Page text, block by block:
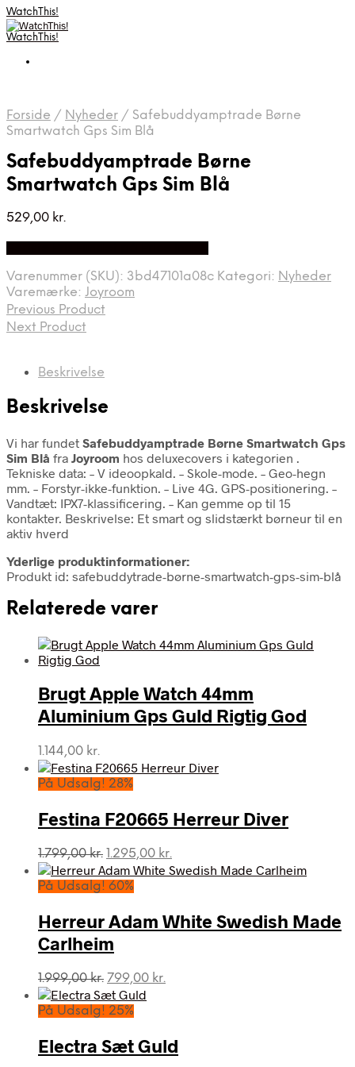
WatchThis!
WatchThis!
Forside / Nyheder / Safebuddyamptrade Børne
Smartwatch Gps Sim Blå
Safebuddyamptrade Børne
Smartwatch Gps Sim Blå
529,00 kr.
Varenummer (SKU): 3bd47101a08c Kategori: Nyheder
Varemærke: Joyroom
Previous Product
Next Product
Beskrivelse
Beskrivelse
Vi har fundet Safebuddyamptrade Børne Smartwatch Gps
Sim Blå fra Joyroom hos deluxecovers i kategorien .
Tekniske data: – V ideoopkald. – Skole-mode. – Geo-hegn
mm. – Forstyr-ikke-funktion. – Live 4G. GPS-positionering. –
Vandtæt: IPX7-klassificering. – Kan gemme op til 15
kontakter. Beskrivelse: Et smart og slidstærkt børneur til en
aktiv hverd
Yderlige produktinformationer:
Produkt id: safebuddytrade-børne-smartwatch-gps-sim-blå
Relaterede varer
Brugt Apple Watch 44mm
Aluminium Gps Guld Rigtig God
1.144,00 kr.
På Udsalg! 28%
Festina F20665 Herreur Diver
1.799,00kr. Den
oprindelige
pris
1.799,00 kr..
1.295,00 kr.
aktuelle
1.295,00 kr..
På Udsalg! 60%
Herreur Adam White Swedish Made
Carlheim
1.999,00kr. Den
oprindelige
pris
1.999,00 kr..
799,00 kr.
799,00 kr..
På Udsalg! 25%
Electra Sæt Guld